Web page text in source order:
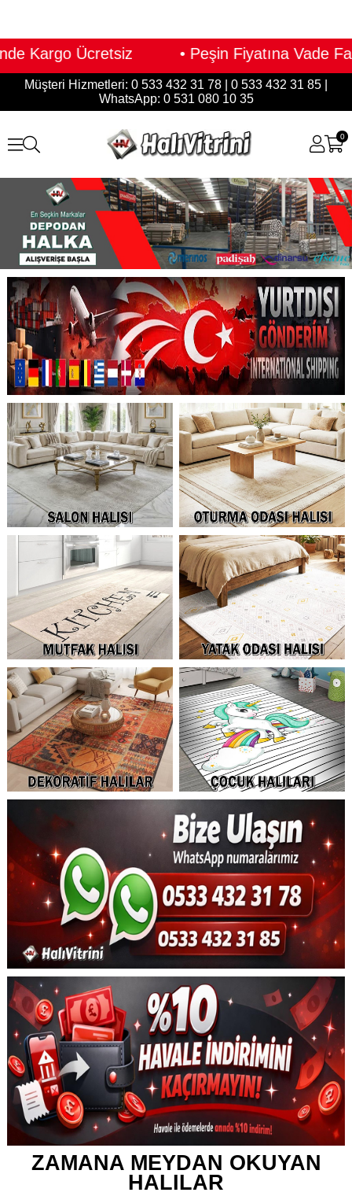
Ücretsiz • Peşin Fiyatına Vade
Müşteri Hizmetleri: 0 533 432 31 78 | 0 533 432 31 85 |
WhatsApp: 0 531 080 10 35
0
ZAMANA MEYDAN OKUYAN
HALILAR